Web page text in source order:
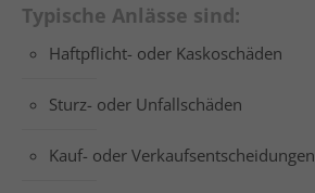
Typische Anlässe sind:
Haftpflicht- oder Kaskoschäden
Sturz- oder Unfallschäden
Kauf- oder Verkaufsentscheidungen